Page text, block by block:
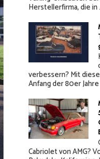
Herstellerfirma, die in
verbessern? Mit
Anfang der 80er
Cabriolet von AMG?